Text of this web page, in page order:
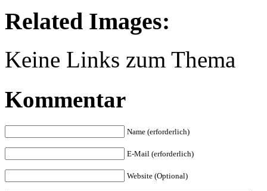
Related Images:
Keine Links zum Thema
Kommentar
Name (erforderlich)
E-Mail (erforderlich)
Website (Optional)